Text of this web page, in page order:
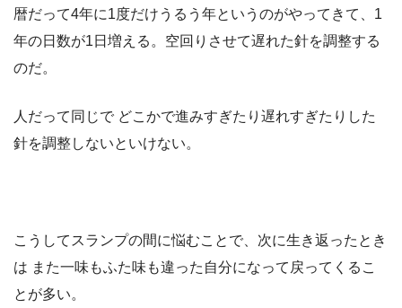
暦だって4年に1度だけうるう年というのがやってきて、1
年の日数が1日増える。空回りさせて遅れた針を調整する
のだ。
人だって同じで どこかで進みすぎたり遅れすぎたりした
針を調整しないといけない。
こうしてスランプの間に悩むことで、次に生き返ったとき
は また一味もふた味も違った自分になって戻ってくるこ
とが多い。